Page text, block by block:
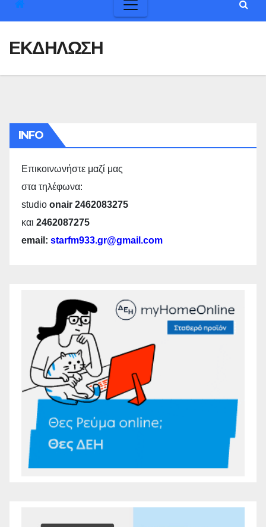
ΕΚΔΗΛΩΣΗ
INFO
Επικοινωνήστε μαζί μας
στα τηλέφωνα:
studio onair 2462083275
και 2462087275
email: starfm933.gr@gmail.com